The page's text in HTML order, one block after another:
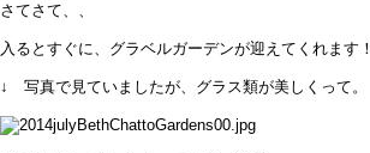
さてさて、、
入るとすぐに、グラベルガーデンが迎えてくれます！
↓ 写真で見ていましたが、グラス類が美しくって。